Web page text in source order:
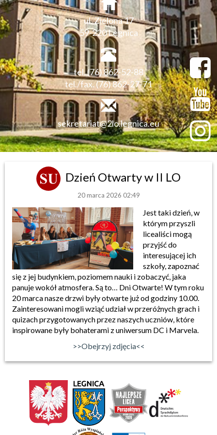
ul. Zielona 17
59-220 Legnica
tel. (76) 862-52-88
tel./fax. (76) 862-27-71
sekretariat@2lo.legnica.eu
Dzień Otwarty w II LO
20 marca 2026 02:49
Jest taki dzień, w
którym przyszli
licealiści mogą
przyjść do
interesującej ich
szkoły, zapoznać
się z jej budynkiem, poziomem nauki i zobaczyć, jaka
panuje wokół atmosfera. Są to… Dni Otwarte! W tym roku
20 marca nasze drzwi były otwarte już od godziny 10.00.
Zainteresowani mogli wziąć udział w przeróżnych grach i
quizach przygotowanych przez naszych uczniów, które
inspirowane były bohaterami z uniwersum DC i Marvela.
>>Obejrzyj zdjęcia<<